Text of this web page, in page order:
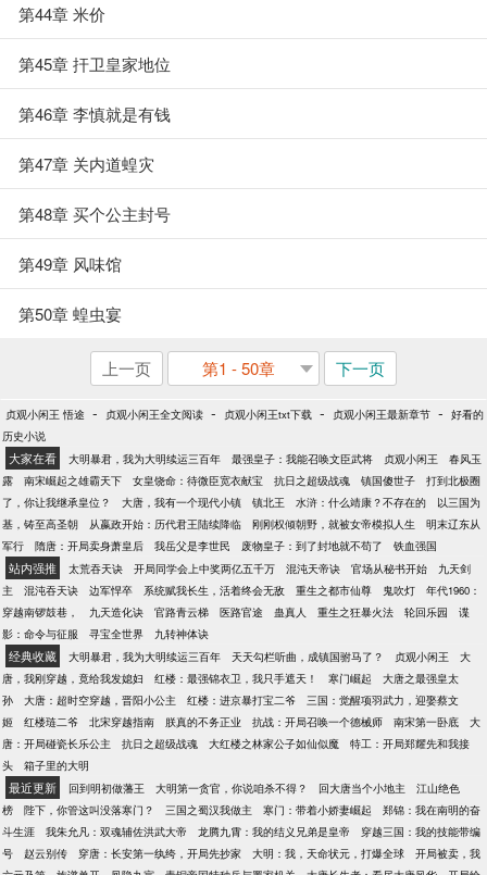
第44章 米价
第45章 扞卫皇家地位
第46章 李慎就是有钱
第47章 关内道蝗灾
第48章 买个公主封号
第49章 风味馆
第50章 蝗虫宴
上一页 第1 - 50章 下一页
贞观小闲王 悟途 - 贞观小闲王全文阅读 - 贞观小闲王txt下载 - 贞观小闲王最新章节 - 好看的
历史小说
大家在看 大明暴君，我为大明续运三百年 最强皇子：我能召唤文臣武将 贞观小闲王
春风玉
露
南宋崛起之雄霸天下 女皇饶命：待微臣宽衣献宝 抗日之超级战魂 镇国傻世子
打到北极圈
了，你让我继承皇位？
大唐，我有一个现代小镇 镇北王 水浒：什么靖康？不存在的
以三国为
基，铸至高圣朝
从嬴政开始：历代君王陆续降临 刚刚权倾朝野，就被女帝模拟人生
明末辽东从
军行
隋唐：开局卖身萧皇后 我岳父是李世民 废物皇子：到了封地就不苟了 铁血强国
站内强推 太荒吞天诀 开局同学会上中奖两亿五千万 混沌天帝诀 官场从秘书开始
九天剑
主
混沌吞天诀 边军悍卒 系统赋我长生，活着终会无敌 重生之都市仙尊 鬼吹灯
年代1960：
穿越南锣鼓巷，
九天造化诀 官路青云梯 医路官途 蛊真人 重生之狂暴火法 轮回乐园
谍
影：命令与征服
寻宝全世界 九转神体诀
经典收藏 大明暴君，我为大明续运三百年 天天勾栏听曲，成镇国驸马了？ 贞观小闲王
大
唐，我刚穿越，竟给我发媳妇
红楼：最强锦衣卫，我只手遮天！ 寒门崛起
大唐之最强皇太
孙
大唐：超时空穿越，晋阳小公主 红楼：进京暴打宝二爷
三国：觉醒项羽武力，迎娶蔡文
姬
红楼琏二爷 北宋穿越指南 朕真的不务正业 抗战：开局召唤一个德械师 南宋第一卧底
大
唐：开局碰瓷长乐公主
抗日之超级战魂 大红楼之林家公子如仙似魔
特工：开局郑耀先和我接
头
箱子里的大明
最近更新 回到明初做藩王 大明第一贪官，你说咱杀不得？ 回大唐当个小地主
江山绝色
榜
陛下，你管这叫没落寒门？ 三国之蜀汉我做主 寒门：带着小娇妻崛起
郑锦：我在南明的奋
斗生涯
我朱允凡：双魂辅佐洪武大帝 龙腾九霄：我的结义兄弟是皇帝
穿越三国：我的技能带编
号
赵云别传 穿唐：长安第一纨绔，开局先抄家 大明：我，天命状元，打爆全球
开局被卖，我